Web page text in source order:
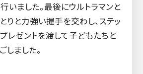
いました。最後にウルトラマンと
りと力強い握手を交わし、ステッ
レゼントを渡して子どもたちと
ました。